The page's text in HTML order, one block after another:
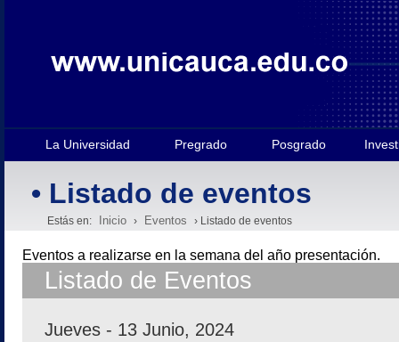
La Universidad Pregrado Posgrado
• Listado de eventos
Estás en: Inicio › Eventos › Listado de eventos
Eventos a realizarse en la semana del año presentación.
Listado de Eventos
Jueves - 13 Junio, 2024